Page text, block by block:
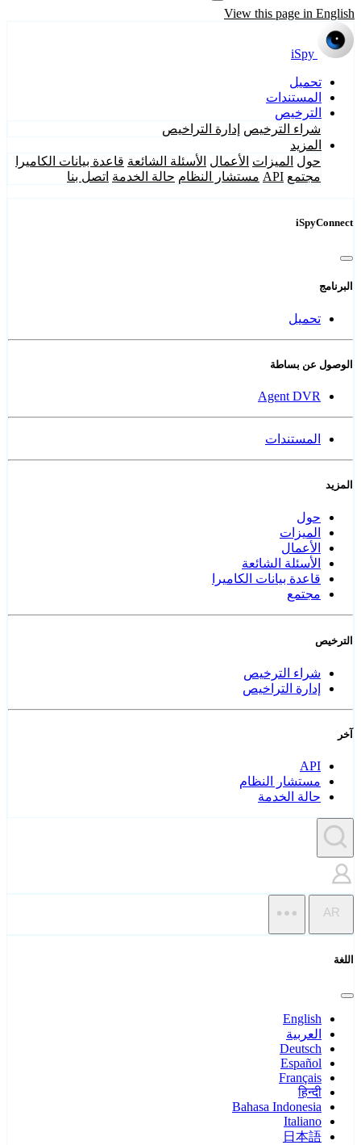
View this page in English
iSpy
تحميل
المستندات
الترخيص
شراء الترخيص إدارة التراخيص
المزيد
حول الميزات الأعمال الأسئلة الشائعة قاعدة بيانات الكاميرا
مجتمع API مستشار النظام حالة الخدمة اتصل بنا
iSpyConnect
البرنامج
تحميل
الوصول عن بساطة
Agent DVR
المستندات
المزيد
حول
الميزات
الأعمال
الأسئلة الشائعة
قاعدة بيانات الكاميرا
مجتمع
الترخيص
شراء الترخيص
إدارة التراخيص
آخر
API
مستشار النظام
حالة الخدمة
AR
اللغة
English
العربية
Deutsch
Español
Français
हिन्दी
Bahasa Indonesia
Italiano
日本語